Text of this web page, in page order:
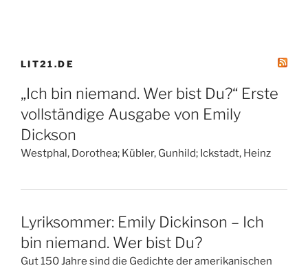
LIT21.DE
„Ich bin niemand. Wer bist Du?“ Erste
vollständige Ausgabe von Emily
Dickson
Westphal, Dorothea; Kübler, Gunhild; Ickstadt, Heinz
Lyriksommer: Emily Dickinson – Ich
bin niemand. Wer bist Du?
Gut 150 Jahre sind die Gedichte der amerikanischen